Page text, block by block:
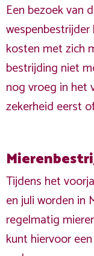
Een bezoek van
kosten met zich
bestrijding niet
nog vroeg in het
zekerheid eerst
Tijdens het
en juli worden in
regelmatig
kunt hiervoor een